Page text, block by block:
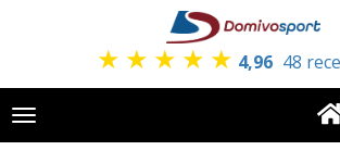
★ ★ ★ ★ ★ 4,96 48
Toggle
navigation